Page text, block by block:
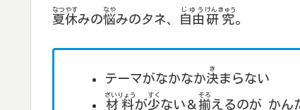
夏休
なつやす
みの悩
なや
みのタネ、 自由
じゆう
研究
けんきゅう
。
テーマがなかなか決
き
まらない
材料
ざいりょう
が少
すく
ない＆ 揃
そろ
えるのが かん